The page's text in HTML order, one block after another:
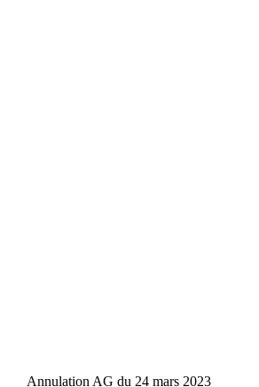
Annulation AG du 24 mars 2023